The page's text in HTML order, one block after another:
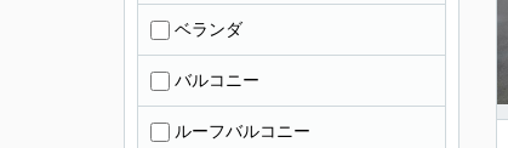
ベランダ
バルコニー
ルーフバルコニー